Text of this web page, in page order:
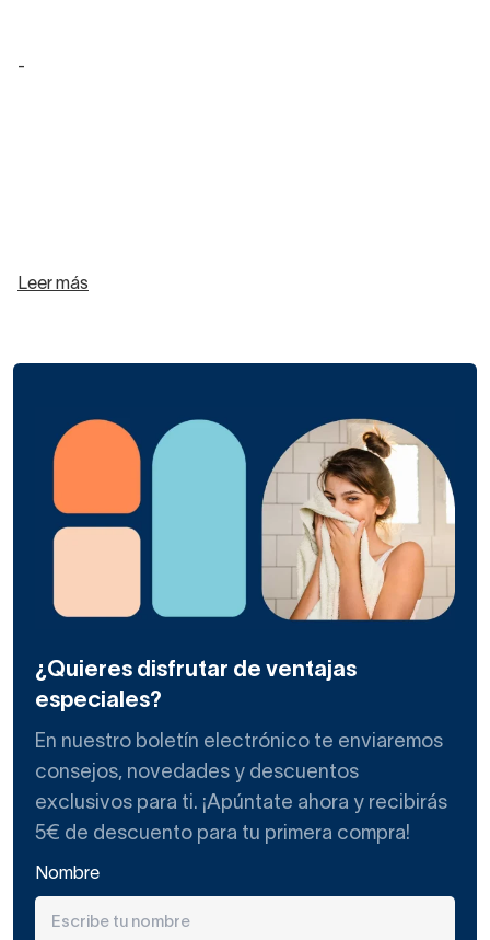
-
Leer más
¿Quieres disfrutar de ventajas
especiales?
En nuestro boletín electrónico te enviaremos
consejos, novedades y descuentos
exclusivos para ti. ¡Apúntate ahora y recibirás
5€ de descuento para tu primera compra!
Nombre